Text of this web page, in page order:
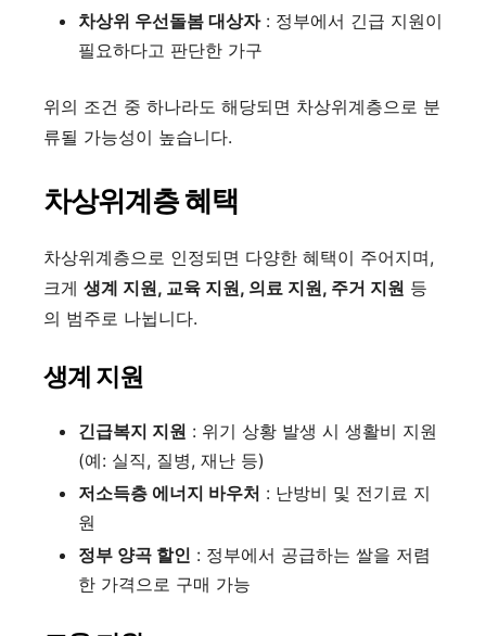
차상위 우선돌봄 대상자: 정부에서 긴급 지원이
필요하다고 판단한 가구
위의 조건 중 하나라도 해당되면 차상위계층으로 분
류될 가능성이 높습니다.
차상위계층 혜택
차상위계층으로 인정되면 다양한 혜택이 주어지며,
크게 생계 지원, 교육 지원, 의료 지원, 주거 지원 등
의 범주로 나뉩니다.
생계 지원
긴급복지 지원 : 위기 상황 발생 시 생활비 지원
(예: 실직, 질병, 재난 등)
저소득층 에너지 바우처 : 난방비 및 전기료 지
원
정부 양곡 할인 : 정부에서 공급하는 쌀을 저렴
한 가격으로 구매 가능